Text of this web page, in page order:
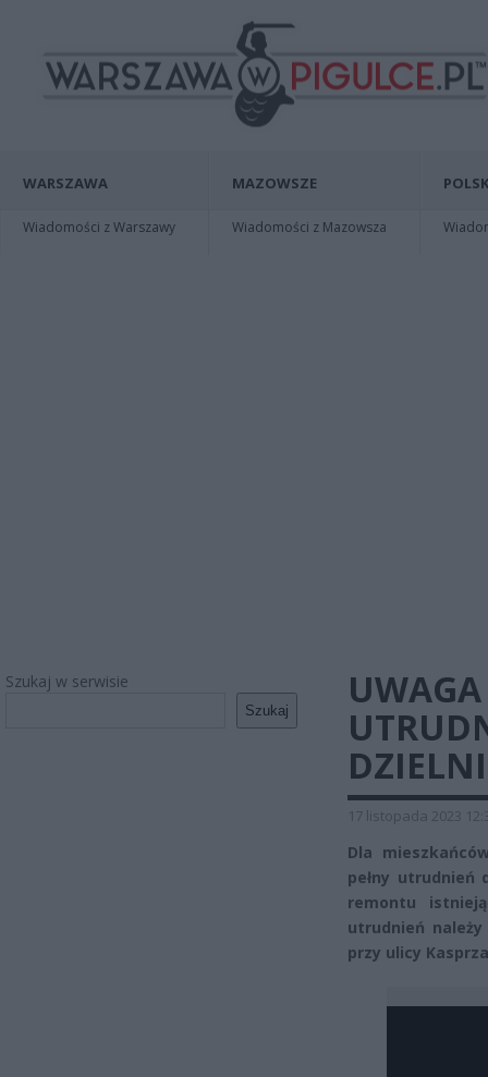
WARSZAWA
Wiadomości z Warszawy
MAZOWSZE
Wiadomości z Mazowsza
Szukaj w serwisie
Szukaj
17 listopada 2023
Dla
pełny utrudnień
remontu
utrudnień
przy ulicy